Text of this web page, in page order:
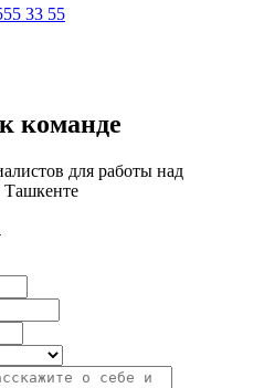
33 55
команде
для работы над
Ташкенте